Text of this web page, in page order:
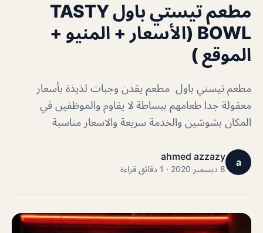
مطعم تيستي باول TASTY
BOWL (الأسعار + المنيو +
الموقع )
مطعم تيستي باول مطعم يقدن وجبات لذيذة بأسعار
معقولة جدا طعامهم ببساطة لا يقاوم والموظفين في
المكان بشوشين والخدمة سريعة والاسعار مناسبة
a
ahmed azzazy
8 ديسمبر 2020 · 1 دقائق قراءة